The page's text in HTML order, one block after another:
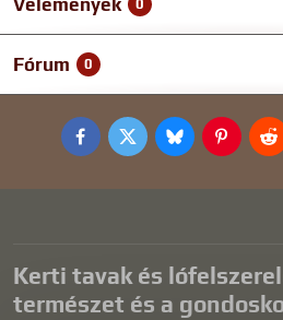
Vélemények 0
Fórum 0
FacebookTwitterBlueskyPinterest
Kerti tavak és
természet és a